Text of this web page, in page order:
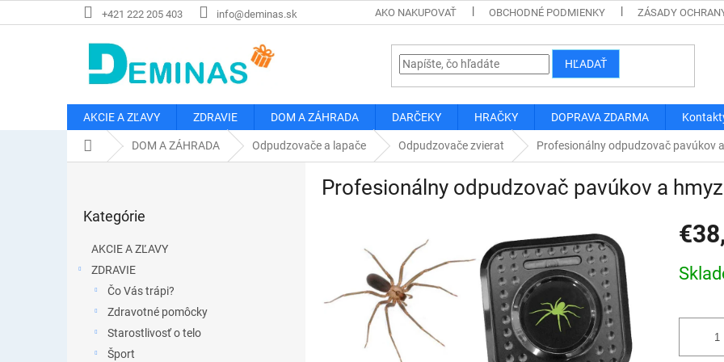
na
+421 222 205 403 info@deminas.sk AKO NAKUPOVAŤ OBCHODNÉ PODMIENKY ZÁSADY
HĽADAŤ
AKCIE A ZĽAVY ZDRAVIE DOM A ZÁHRADA DARČEKY HRAČKY DOPRAVA ZDARMA
DomovDOM A ZÁHRADA Odpudzovače a lapače Odpudzovače zvierat Profesionálny odpudzovač pavúkov
kategórie
Kategórie
AKCIE A ZĽAVY
ZDRAVIE
Čo Vás trápi?
Zdravotné pomôcky
Starostlivosť o telo
Šport
Profesionálny odpudzovač pavúkov a
cena: